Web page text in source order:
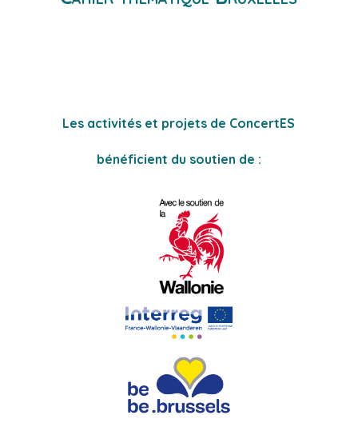
Les activités et projets de ConcertES
bénéficient du soutien de :